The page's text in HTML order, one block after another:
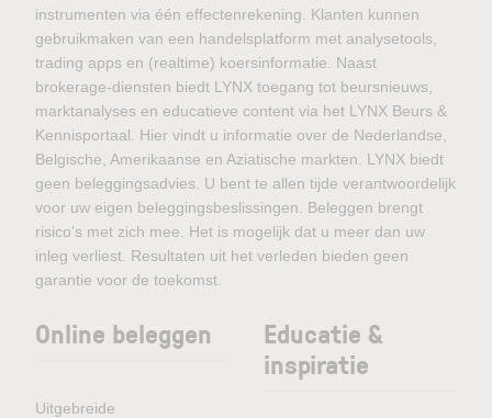
instrumenten via één effectenrekening. Klanten kunnen
gebruikmaken van een handelsplatform met analysetools,
trading apps en (realtime) koersinformatie. Naast
brokerage-diensten biedt LYNX toegang tot beursnieuws,
marktanalyses en educatieve content via het LYNX Beurs &
Kennisportaal. Hier vindt u informatie over de Nederlandse,
Belgische, Amerikaanse en Aziatische markten. LYNX biedt
geen beleggingsadvies. U bent te allen tijde verantwoordelijk
voor uw eigen beleggingsbeslissingen. Beleggen brengt
risico’s met zich mee. Het is mogelijk dat u meer dan uw
inleg verliest. Resultaten uit het verleden bieden geen
garantie voor de toekomst.
Online beleggen
Uitgebreide
Educatie &
inspiratie